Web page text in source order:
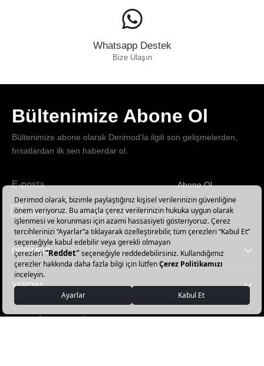
Whatsapp Destek
Bize Ulaşın
Bültenimize Abone Ol
Bültenimize abone olarak Derimod’la ilgili son gelişmelerden,
fırsatlardan ilk sen haberdar ol.
Haber
bültenimize
abone
olun!
Abone Ol
E-Bülten üyelik koşullarını kabul ediyorum.
DERİMOD
YARDIM